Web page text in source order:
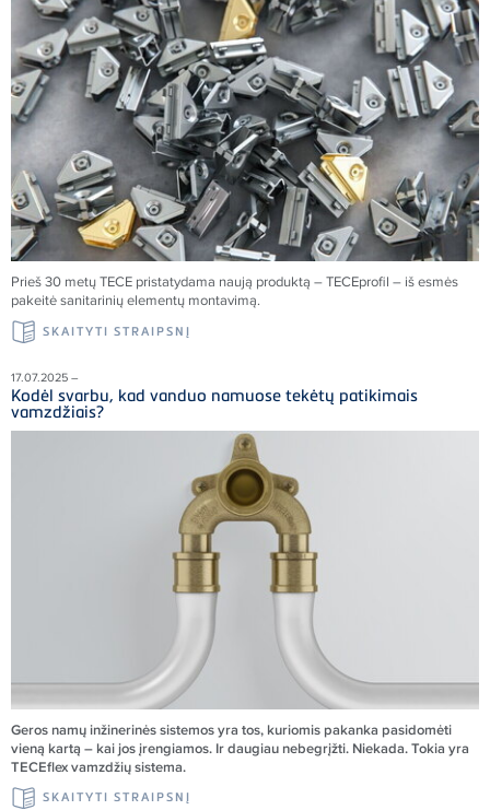
Prieš 30 metųTECE pristatydama naują produktą –TECEprofil – iš esmės
pakeitė sanitarinių elementų montavimą.
SKAITYTI STRAIPSNĮ
17.07.2025 –
Kodėl svarbu, kad vanduo namuose tekėtų patikimais
vamzdžiais?
Geros namų inžinerinės sistemos yra tos, kuriomis pakanka pasidomėti
vieną kartą – kai jos įrengiamos. Ir daugiau nebegrįžti. Niekada. Tokia yra
TECEflex vamzdžių sistema.
SKAITYTI STRAIPSNĮ